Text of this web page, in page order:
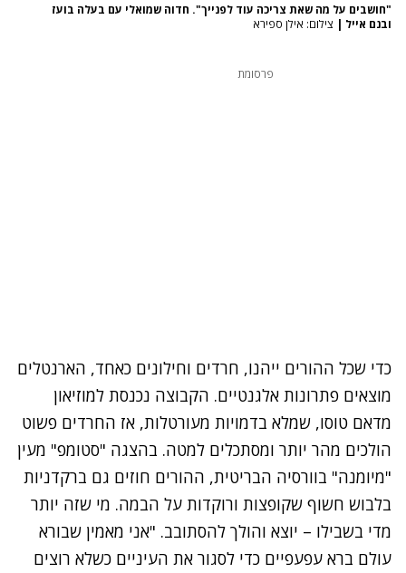
"חושבים על מה שאת צריכה עוד לפנייך". חדוה שמואלי עם בעלה בועז
ובנם אייל | צילום: אילן ספירא
פרסומת
כדי שכל ההורים ייהנו, חרדים וחילונים כאחד, הארנטלים
מוצאים פתרונות אלגנטיים. הקבוצה נכנסת למוזיאון
מדאם טוסו, שמלא בדמויות מעורטלות, אז החרדים פשוט
הולכים מהר יותר ומסתכלים למטה. בהצגה "סטומפ" מעין
"מיומנה" בוורסיה הבריטית, ההורים חוזים גם ברקדניות
בלבוש חשוף שקופצות ורוקדות על הבמה. מי שזה יותר
מדי בשבילו – יוצא והולך להסתובב. "אני מאמין שבורא
עולם ברא עפעפיים כדי לסגור את העיניים כשלא רוצים